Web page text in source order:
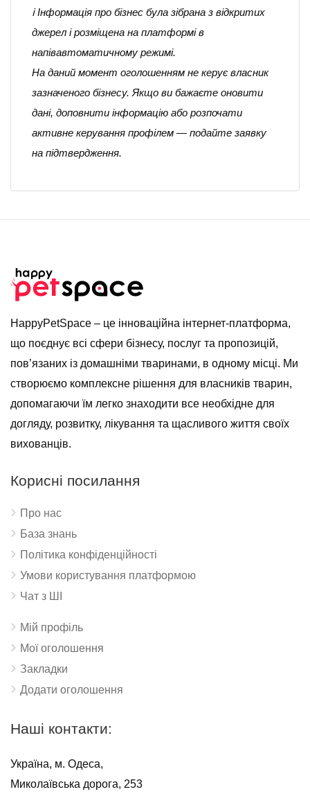
ℹ️ Інформація про бізнес була зібрана з відкритих
джерел і розміщена на платформі в
напівавтоматичному режимі.
На даний момент оголошенням не керує власник
зазначеного бізнесу. Якщо ви бажаєте оновити
дані, доповнити інформацію або розпочати
активне керування профілем — подайте заявку
на підтвердження.
HappyPetSpace – це інноваційна інтернет-платформа,
що поєднує всі сфери бізнесу, послуг та пропозицій,
пов’язаних із домашніми тваринами, в одному місці. Ми
створюємо комплексне рішення для власників тварин,
допомагаючи їм легко знаходити все необхідне для
догляду, розвитку, лікування та щасливого життя своїх
вихованців.
Корисні посилання
Про нас
База знань
Політика конфіденційності
Умови користування платформою
Чат з ШІ
Мій профіль
Мої оголошення
Закладки
Додати оголошення
Наші контакти:
Україна, м. Одеса,
Миколаївська дорога, 253